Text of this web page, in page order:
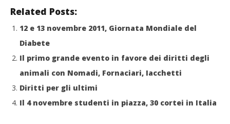
Related Posts:
12 e 13 novembre 2011, Giornata Mondiale del
Diabete
Il primo grande evento in favore dei diritti degli
animali con Nomadi, Fornaciari, Iacchetti
Diritti per gli ultimi
Il 4 novembre studenti in piazza, 30 cortei in Italia